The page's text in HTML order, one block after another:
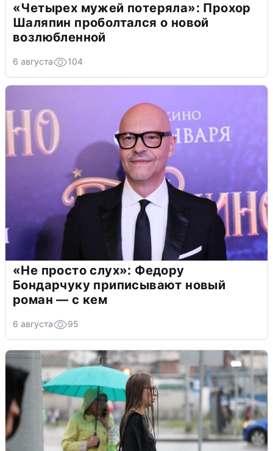
«Четырех мужей потеряла»: Прохор
Шаляпин проболтался о новой
возлюбленной
6 августа 104
«Не просто слух»: Федору
Бондарчуку приписывают новый
роман — с кем
6 августа 95